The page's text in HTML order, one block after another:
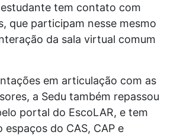
estudante tem contato com
que participam nesse mesmo
da sala virtual comum
em articulação com as
a Sedu também repassou
portal do EscoLAR, e tem
do CAS, CAP e